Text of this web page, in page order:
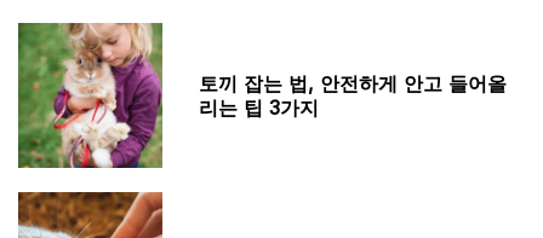
토끼 잡는 법, 안전하게 안고 들어올
리는 팁 3가지